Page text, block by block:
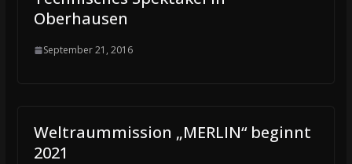
Oberhausen
September 21, 2016
Weltraummission „MERLIN“ beginnt
2021